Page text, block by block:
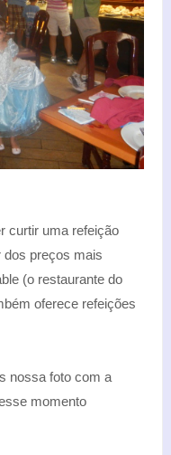
curtir uma refeição
preços mais
(o restaurante do
oferece refeições
nossa foto com a
momento